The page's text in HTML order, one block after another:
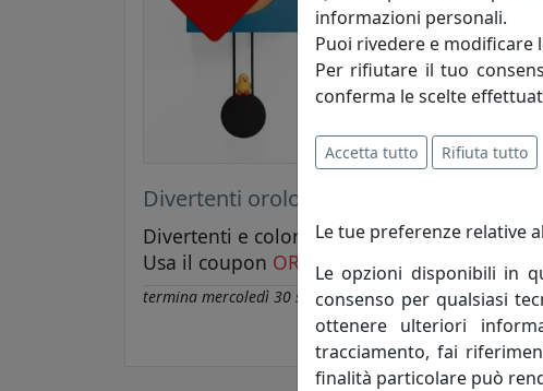
Divertenti orologi a cucu
Divertenti e coloratissimi orologi a cucu in
Usa il coupon ORLGCUCU7 per ottenere il
termina mercoledì 30 settembre 2026
informazioni personali.
Puoi rivedere e modificare
Per rifiutare il tuo
conferma le scelte
Accetta tutto Rifiuta tutto
Le tue preferenze relative
Le opzioni disponibili in
consenso per qualsiasi
ottenere ulteriori
tracciamento, fai
finalità particolare può